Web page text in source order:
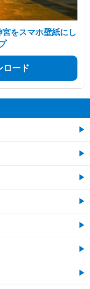
宮をスマホ壁紙にし
ロード